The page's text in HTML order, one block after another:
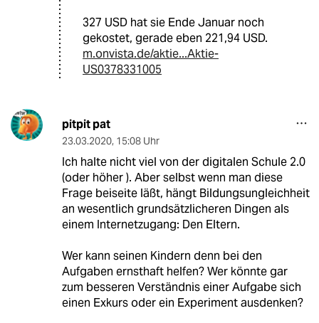
327 USD hat sie Ende Januar noch
gekostet, gerade eben 221,94 USD.
m.onvista.de/aktie...Aktie-
US0378331005
pitpit pat
23.03.2020, 15:08 Uhr
Ich halte nicht viel von der digitalen Schule 2.0
(oder höher ). Aber selbst wenn man diese
Frage beiseite läßt, hängt Bildungsungleichheit
an wesentlich grundsätzlicheren Dingen als
einem Internetzugang: Den Eltern.
Wer kann seinen Kindern denn bei den
Aufgaben ernsthaft helfen? Wer könnte gar
zum besseren Verständnis einer Aufgabe sich
einen Exkurs oder ein Experiment ausdenken?